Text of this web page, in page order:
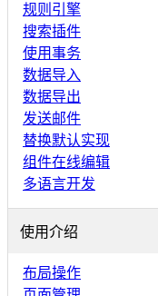
规则引擎
搜索插件
使用事务
数据导入
数据导出
发送邮件
替换默认实现
组件在线编辑
多语言开发
使用介绍
布局操作